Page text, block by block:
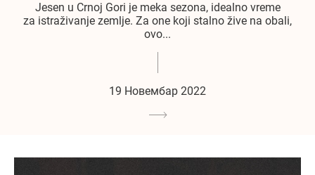
Jesen u Crnoj Gori je meka sezona, idealno vreme
za istraživanje zemlje. Za one koji stalno žive na obali,
ovo...
19 Новембар 2022